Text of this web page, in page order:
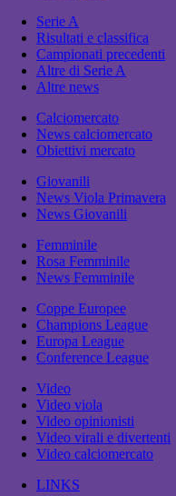
Serie A
Risultati e classifica
Campionati precedenti
Altre di Serie A
Altre news
Calciomercato
News calciomercato
Obiettivi mercato
Giovanili
News Viola Primavera
News Giovanili
Femminile
Rosa Femminile
News Femminile
Coppe Europee
Champions League
Europa League
Conference League
Video
Video viola
Video opinionisti
Video virali e divertenti
Video calciomercato
LINKS